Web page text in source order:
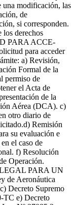
una modificación, las
de
si corresponden.
los derechos
PARA ACCE-
para acceder
a) Revisión,
Formal de la
permiso de
el Acta de
de la
Aérea (DCA). c)
otro diario de
Remisión
su evaluación e
el caso de
f) Resolución
Operación.
PARA UN
de Aeronáutica
Decreto Supremo
TC e) Decreto